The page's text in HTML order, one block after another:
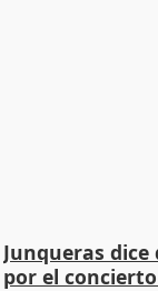
Junqueras
por el